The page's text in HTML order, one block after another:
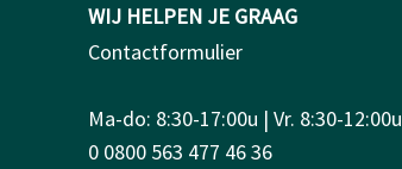
WIJ HELPEN JE GRAAG
Contactformulier
Ma-do: 8:30-17:00u | Vr. 8:30-12:00u
0 0800 563 477 46 36